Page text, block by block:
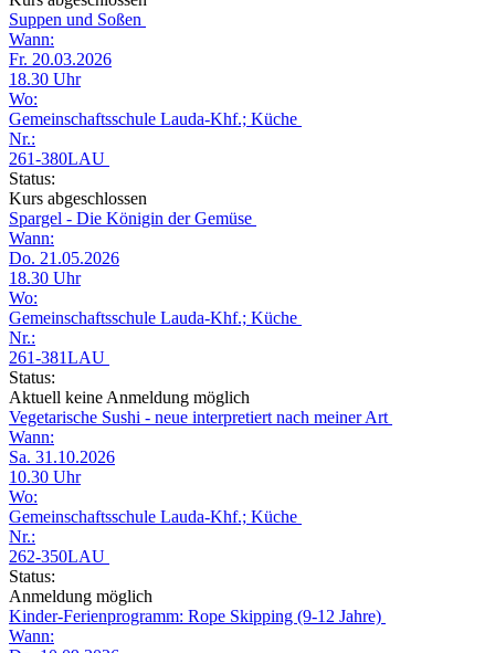
Suppen und Soßen
Wann:
Fr. 20.03.2026
18.30 Uhr
Wo:
Gemeinschaftsschule Lauda-Khf.; Küche
Nr.:
261-380LAU
Status:
Kurs abgeschlossen
Spargel - Die Königin der Gemüse
Wann:
Do. 21.05.2026
18.30 Uhr
Wo:
Gemeinschaftsschule Lauda-Khf.; Küche
Nr.:
261-381LAU
Status:
Aktuell keine Anmeldung möglich
Vegetarische Sushi - neue interpretiert nach meiner Art
Wann:
Sa. 31.10.2026
10.30 Uhr
Wo:
Gemeinschaftsschule Lauda-Khf.; Küche
Nr.:
262-350LAU
Status:
Anmeldung möglich
Kinder-Ferienprogramm: Rope Skipping (9-12 Jahre)
Wann: